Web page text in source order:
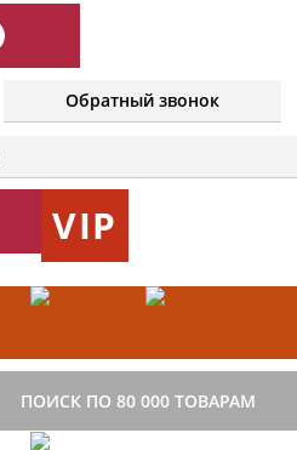
Обратный звонок
VIP
ПОИСК ПО 80 000 ТОВАРАМ